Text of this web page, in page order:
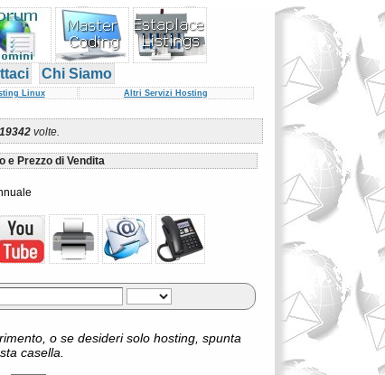
Chi Siamo
Linux Altri Servizi Hosting
19342 volte.
e Prezzo di Vendita
o se desideri solo hosting, spunta
casella.